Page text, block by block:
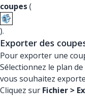
coupes(
).
Exporter des
Pour exporter une
Sélectionnez le plan
vous souhaitez
Cliquez sur Fichier >